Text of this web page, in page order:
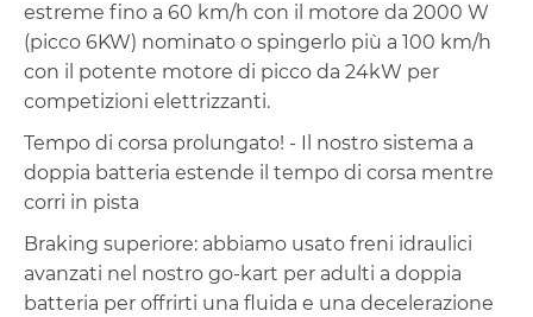
estreme fino a 60 km/h con il motore da 2000 W
(picco 6KW) nominato o spingerlo più a 100 km/h
con il potente motore di picco da 24kW per
competizioni elettrizzanti.
Tempo di corsa prolungato! - Il nostro sistema a
doppia batteria estende il tempo di corsa mentre
corri in pista
Braking superiore: abbiamo usato freni idraulici
avanzati nel nostro go-kart per adulti a doppia
batteria per offrirti una fluida e una decelerazione